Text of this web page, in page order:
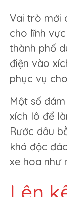
Vai trò mới
cho lĩnh
thành phố
điện vào
phục vụ
Một số
xích lô để
Rước dâu
khá độc
xe hoa như
Lên